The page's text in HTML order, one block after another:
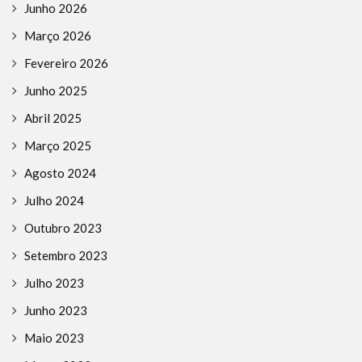
Junho 2026
Março 2026
Fevereiro 2026
Junho 2025
Abril 2025
Março 2025
Agosto 2024
Julho 2024
Outubro 2023
Setembro 2023
Julho 2023
Junho 2023
Maio 2023